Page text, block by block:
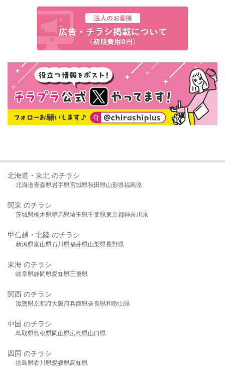
北海道・東北 のチラシ
北海道青森県岩手県宮城県秋田県山形県福島県
関東 のチラシ
茨城県栃木県群馬県埼玉県千葉県東京都神奈川県
甲信越・北陸 のチラシ
新潟県富山県石川県福井県山梨県長野県
東海 のチラシ
岐阜県静岡県愛知県三重県
関西 のチラシ
滋賀県京都府大阪府兵庫県奈良県和歌山県
中国 のチラシ
鳥取県島根県岡山県広島県山口県
四国 のチラシ
徳島県香川県愛媛県高知県